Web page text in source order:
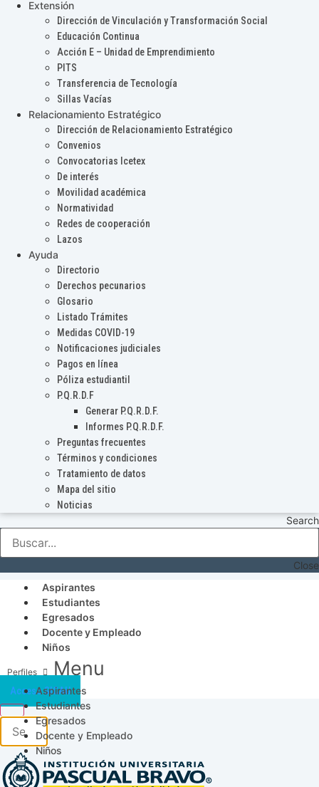
Extensión
Dirección de Vinculación y Transformación Social
Educación Continua
Acción E – Unidad de Emprendimiento
PITS
Transferencia de Tecnología
Sillas Vacías
Relacionamiento Estratégico
Dirección de Relacionamiento Estratégico
Convenios
Convocatorias Icetex
De interés
Movilidad académica
Normatividad
Redes de cooperación
Lazos
Ayuda
Directorio
Derechos pecunarios
Glosario
Listado Trámites
Medidas COVID-19
Notificaciones judiciales
Pagos en línea
Póliza estudiantil
P.Q.R.D.F
Generar P.Q.R.D.F.
Informes P.Q.R.D.F.
Preguntas frecuentes
Términos y condiciones
Tratamiento de datos
Mapa del sitio
Noticias
Search
Close
Aspirantes
Estudiantes
Egresados
Docente y Empleado
Niños
Menu
Aspirantes
Estudiantes
Egresados
Docente y Empleado
Niños
Acceso SICAU